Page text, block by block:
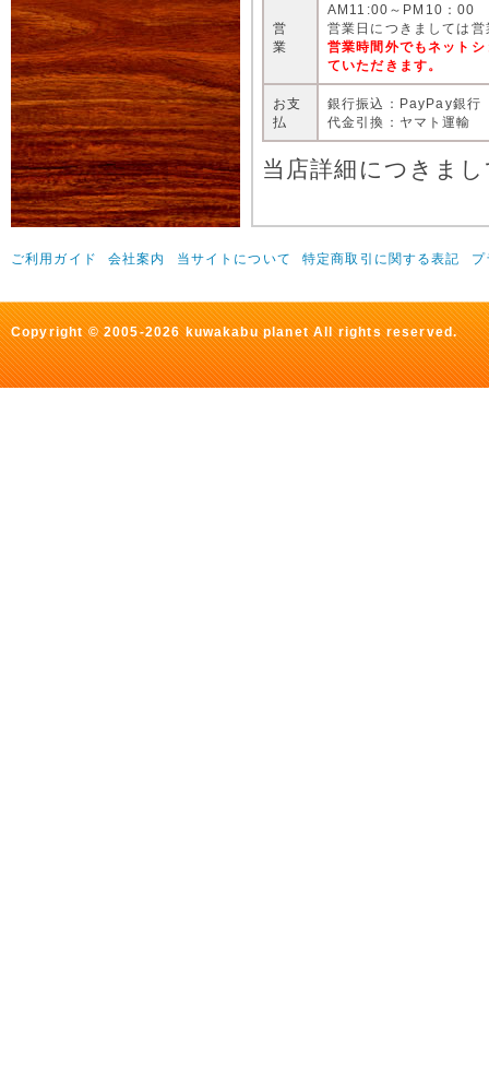
営
業
AM11:00～PM10：00
営業日につきましては
営業時間外でもネット
ていただきます。
お支
払
銀行振込：PayPay銀行
代金引換：ヤマト運輸
当店詳細につきま
ご利用ガイド 会社案内 当サイトについて 特定商取引に関する表記 プ
Copyright © 2005-2026 kuwakabu planet All rights reserved.